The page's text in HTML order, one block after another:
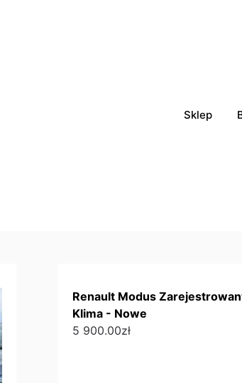
Sklep
Renault Modus
Klima - Nowe
5 900.00zł